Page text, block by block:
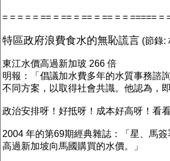
= = = = = == = == = == = == = = ===== =
特區政府浪費食水的無恥謊言 (節錄:
東江水價高過新加玻 266 倍
明報：「倡議加水費多年的水質事務諮
不同方案，以取得社會共識。他認為，
政治安排呀！好抵呀！成本好高呀！看
2004 年的第69期經典雜誌：「星、馬
高過新加坡向馬國購買的水價。」